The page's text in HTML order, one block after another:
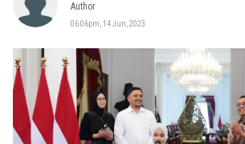
Author
06:06pm, 14 Jun, 2023